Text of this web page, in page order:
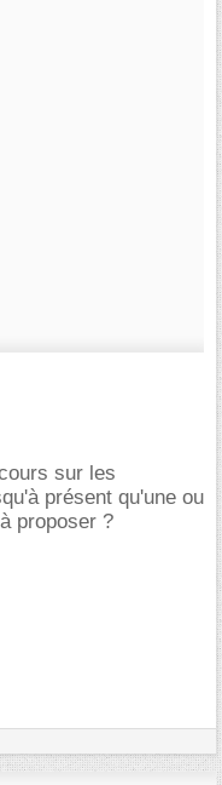
sur les
présent qu'une ou
proposer ?